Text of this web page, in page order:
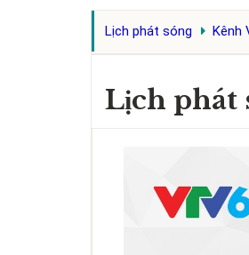
Lịch phát sóng Kênh
Lịch phát